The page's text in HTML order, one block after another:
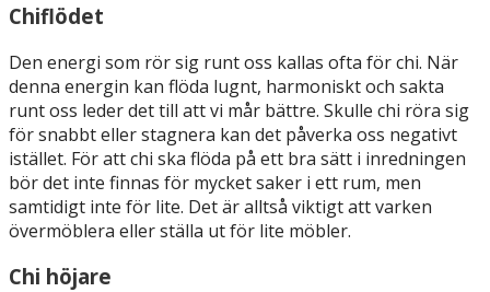
Chiflödet
Den energi som rör sig runt oss kallas ofta för chi. När
denna energin kan flöda lugnt, harmoniskt och sakta
runt oss leder det till att vi mår bättre. Skulle chi röra sig
för snabbt eller stagnera kan det påverka oss negativt
istället. För att chi ska flöda på ett bra sätt i inredningen
bör det inte finnas för mycket saker i ett rum, men
samtidigt inte för lite. Det är alltså viktigt att varken
övermöblera eller ställa ut för lite möbler.
Chi höjare